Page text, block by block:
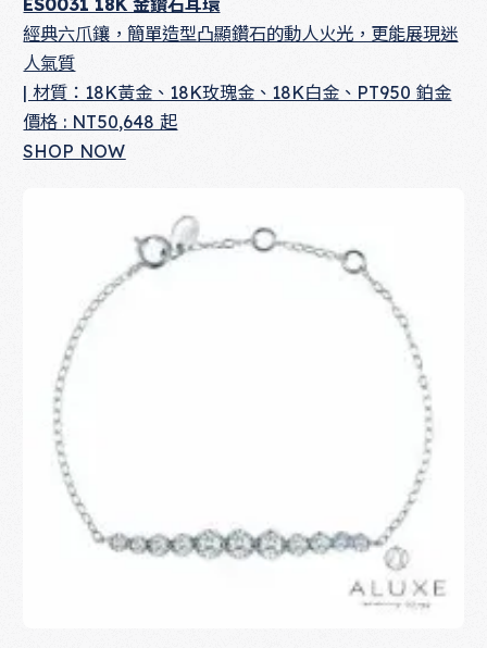
經典六爪鑲，簡單造型凸顯鑽石的動人火光，更能展現迷
人氣質
| 材質：18K黃金、18K玫瑰金、18K白金、PT950 鉑金
價格 : NT50,648 起
SHOP NOW